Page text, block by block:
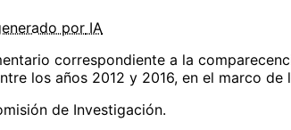
por IA
correspondiente a la
los años 2012 y 2016, en el marco
de Investigación.